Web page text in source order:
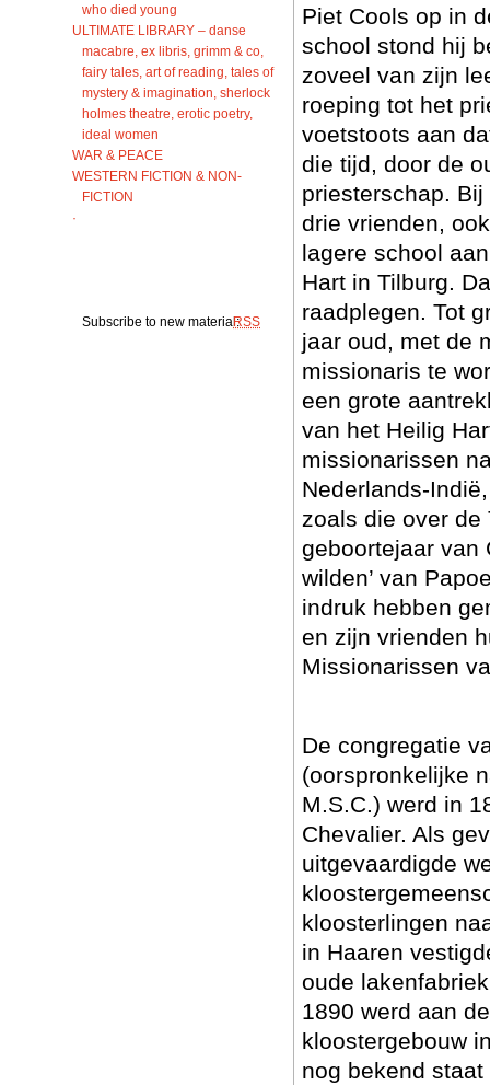
who died young
ULTIMATE LIBRARY – danse
macabre, ex libris, grimm & co,
fairy tales, art of reading, tales of
mystery & imagination, sherlock
holmes theatre, erotic poetry,
ideal women
WAR & PEACE
WESTERN FICTION & NON-
FICTION
·
Subscribe to new material:RSS
Piet Cools op in
school stond hij
zoveel van zijn
roeping tot het
voetstoots aan
die tijd, door de
priesterschap.
drie vrienden,
lagere school
Hart in Tilburg.
raadplegen. Tot
jaar oud, met de
missionaris te
een grote
van het Heilig
missionarissen
Nederlands-
zoals die over de
geboortejaar van
wilden’ van
indruk hebben
en zijn vrienden
Missionarissen
De congregatie
(oorspronkelijke
M.S.C.) werd in
Chevalier. Als
uitgevaardigde
kloosterlingen
in Haaren
oude
1890 werd aan
kloostergebouw
nog bekend staat